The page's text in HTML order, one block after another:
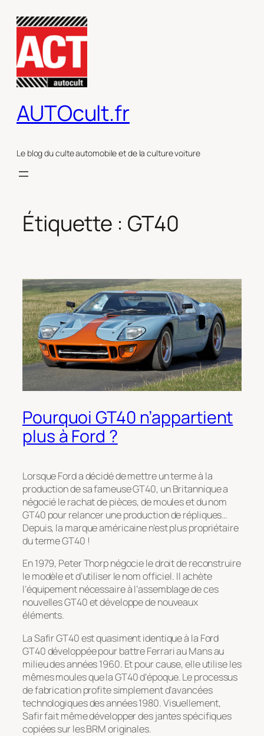
contenu
AUTOcult.fr
Le blog du culte automobile et de la culture voiture
Étiquette : GT40
Pourquoi GT40 n’appartient
plus à Ford ?
Lorsque Ford a décidé de mettre un terme à la
production de sa fameuse GT40, un Britannique a
négocié le rachat de pièces, de moules et du nom
GT40 pour relancer une production de répliques…
Depuis, la marque américaine n’est plus propriétaire
du terme GT40 !
En 1979, Peter Thorp négocie le droit de reconstruire
le modèle et d’utiliser le nom officiel. Il achète
l’équipement nécessaire à l’assemblage de ces
nouvelles GT40 et développe de nouveaux
éléments.
La Safir GT40 est quasiment identique à la Ford
GT40 développée pour battre Ferrari au Mans au
milieu des années 1960. Et pour cause, elle utilise les
mêmes moules que la GT40 d’époque. Le processus
de fabrication profite simplement d’avancées
technologiques des années 1980. Visuellement,
Safir fait même développer des jantes spécifiques
copiées sur les BRM originales.